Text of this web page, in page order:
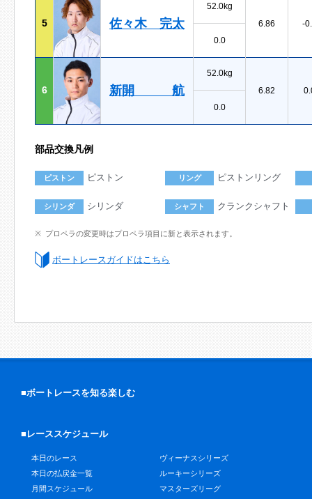
5 佐々木 完太
52.0kg
6.86
-
0.0
6 新開 航
52.0kg
6.82
0.0
部品交換凡例
ピストン ピストン リング ピストンリング
シリンダ シリンダ シャフト クランクシャフト
プロペラの変更時はプロペラ項目に新と表示されます。
ボートレースガイドはこちら
■ボートレースを知る楽しむ
■レーススケジュール
本日のレース
本日の払戻金一覧
月間スケジュール
ヴィーナスシリーズ
ルーキーシリーズ
マスターズリーグ